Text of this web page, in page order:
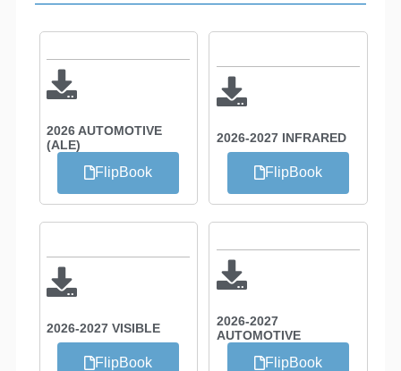
2026 AUTOMOTIVE
(ALE)
FlipBook
2026-2027 INFRARED
FlipBook
2026-2027 VISIBLE
FlipBook
2026-2027
AUTOMOTIVE
FlipBook